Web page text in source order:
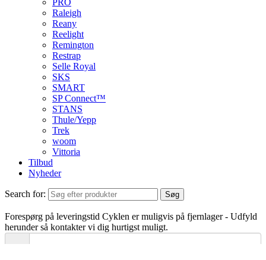
Raleigh
Reany
Reelight
Remington
Restrap
Selle Royal
SKS
SMART
SP Connect™
STANS
Thule/Yepp
Trek
woom
Vittoria
Tilbud
Nyheder
Search for: Søg
Forespørg på leveringstid Cyklen er muligvis på fjernlager - Udfyld
herunder så kontakter vi dig hurtigst muligt.